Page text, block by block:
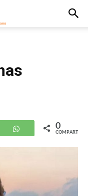
WhatsApp
0
COMPARTIR